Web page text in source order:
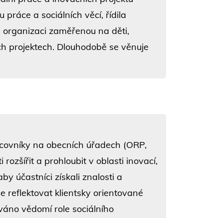
práce a sociálních věcí, řídila
zaměřenou na děti,
projektech. Dlouhodobě se věnuje
na obecních úřadech (ORP,
rozšířit a prohloubit v oblasti inovací,
účastníci získali znalosti a
reflektovat klientsky orientované
vědomí role sociálního